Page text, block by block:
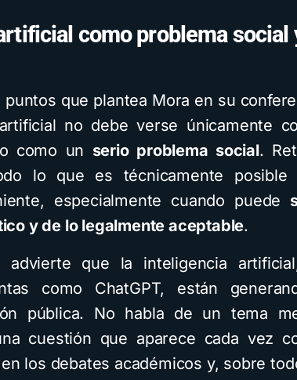
como problema social
que plantea Mora en su
no debe verse únicamente
como un serio problema social.
lo que es técnicamente posible
especialmente cuando puede
y de lo legalmente aceptable.
advierte que la inteligencia
como ChatGPT, están
pública. No habla de un tema
cuestión que aparece cada vez
los debates académicos y, sobre